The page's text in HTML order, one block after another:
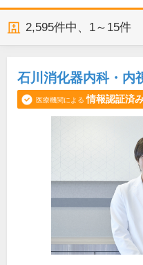
2,595件中、 1～15件
石川消化器内科・内
医療機関による 情報認証済